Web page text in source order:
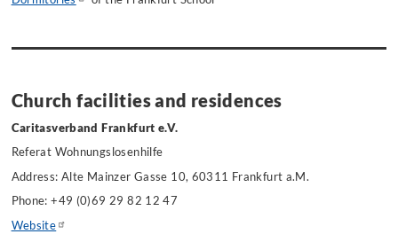
Church facilities and residences
Caritasverband Frankfurt e.V.
Referat Wohnungslosenhilfe
Address: Alte Mainzer Gasse 10, 60311 Frankfurt a.M.
Phone: +49 (0)69 29 82 12 47
Website